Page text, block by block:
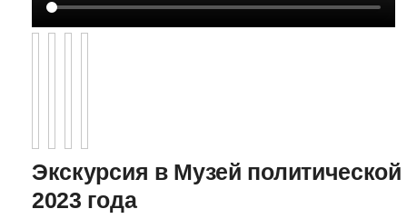
Экскурсия в Музей
2023 года